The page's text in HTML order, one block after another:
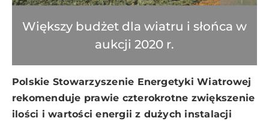
Większy budżet dla wiatru i słońca w
aukcji 2020 r.
Polskie Stowarzyszenie Energetyki Wiatrowej
rekomenduje prawie czterokrotne zwiększenie
ilości i wartości energii z dużych instalacji